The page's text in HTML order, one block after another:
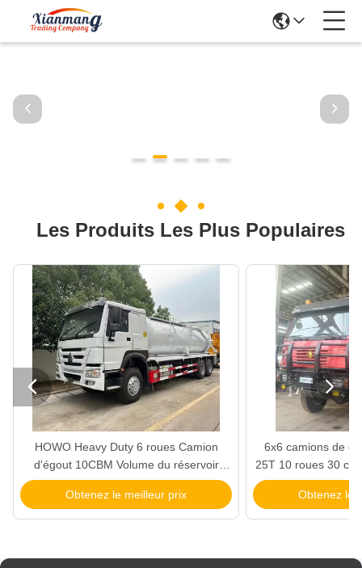
Les Produits Les Plus Populaires
HOWO Heavy Duty 6 roues Camion
d'égout 10CBM Volume du réservoir
Obtenez le meilleur prix
6x6 camions de
25T 10 roues 30
diesel SINOTRUK
bon
Obtenez le
 